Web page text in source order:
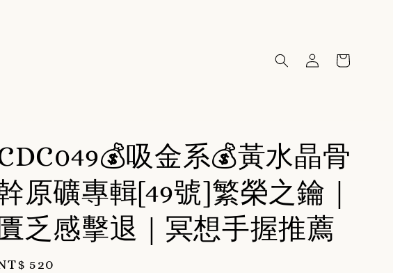
吸金系💰黃水晶骨
原礦專輯[49號]繁榮之鑰｜
匱乏感擊退｜冥想手握推薦
520